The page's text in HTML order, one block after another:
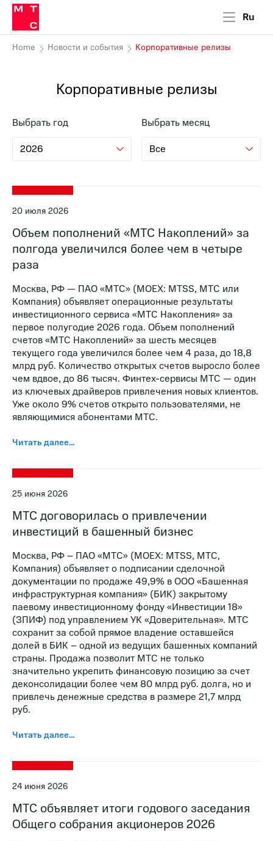
Ru
Home Новости и события Корпоративные релизы
Корпоративные релизы
Выбрать год Выбрать месяц
20 июля 2026
Объем пополнений «МТС Накоплений» за
полгода увеличился более чем в четыре
раза
Москва, РФ — ПАО «МТС» (MOEX: MTSS, МТС или
Компания) объявляет операционные результаты
инвестиционного сервиса «МТС Накопления» за
первое полугодие 2026 года. Объем пополнений
счетов «МТС Накоплений» за шесть месяцев
текущего года увеличился более чем 4 раза, до 18,8
млрд руб. Количество открытых счетов выросло более
чем вдвое, до 86 тысяч. Финтех-сервисы МТС — один
из ключевых драйверов привлечения новых клиентов.
Уже около 9% счетов открыто пользователями, не
являющимися абонентами МТС.
Читать далее…
25 июня 2026
МТС договорилась о привлечении
инвестиций в башенный бизнес
Москва, РФ – ПАО «МТС» (MOEX: MTSS, МТС,
Компания) объявляет о подписании сделочной
документации по продаже 49,9% в ООО «Башенная
инфраструктурная компания» (БИК) закрытому
паевому инвестиционному фонду «Инвестиции 18»
(ЗПИФ) под управлением УК «Доверительная». МТС
сохранит за собой прямое владение оставшейся
долей в БИК – одной из ведущих башенных компаний
страны. Продажа позволит МТС не только
значительно укрепить финансовую позицию за счет
деконсолидации более чем 80 млрд руб. долга, но и
привлечь денежные средства в размере 21,7 млрд
руб.
Читать далее…
24 июня 2026
МТС объявляет итоги годового заседания
Общего собрания акционеров 2026